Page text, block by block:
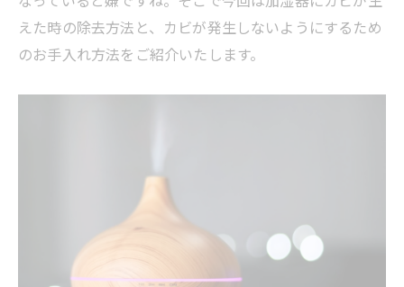
えた時の除去方法と、カビが発生しないようにするため
のお手入れ方法をご紹介いたします。